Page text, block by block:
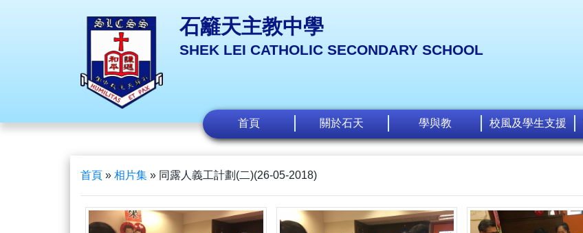
石籬天主教中學
SHEK LEI CATHOLIC SECONDARY SCHOOL
首頁 關於石天 學與教 校風及學生支援
首頁 » 相片集 » 同露人義工計劃(二)(26-05-2018)